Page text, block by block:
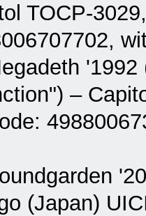
TOCP-
'1992
–
(Japan)